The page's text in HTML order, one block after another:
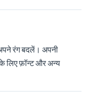
रंग बदलें। अपनी
लिए फ़ॉन्ट और अन्य